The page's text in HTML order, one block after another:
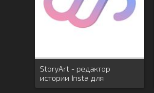
StoryArt - редактор
истории Insta для
Instagram